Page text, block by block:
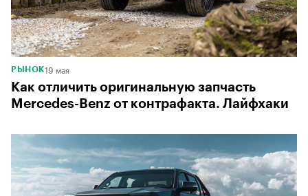
РЫНОК19 мая
Как отличить оригинальную запчасть
Mercedes-Benz от контрафакта. Лайфхаки